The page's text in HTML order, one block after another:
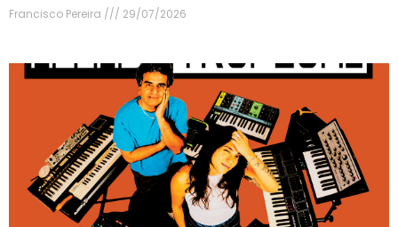
Francisco Pereira 29/07/2026